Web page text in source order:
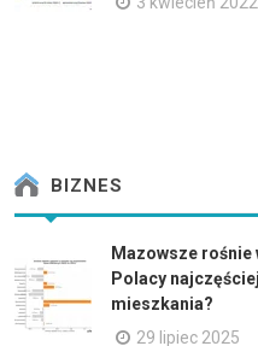
BIZNES
Mazowsze rośnie
Polacy
mieszkania?
29 lipiec 2025